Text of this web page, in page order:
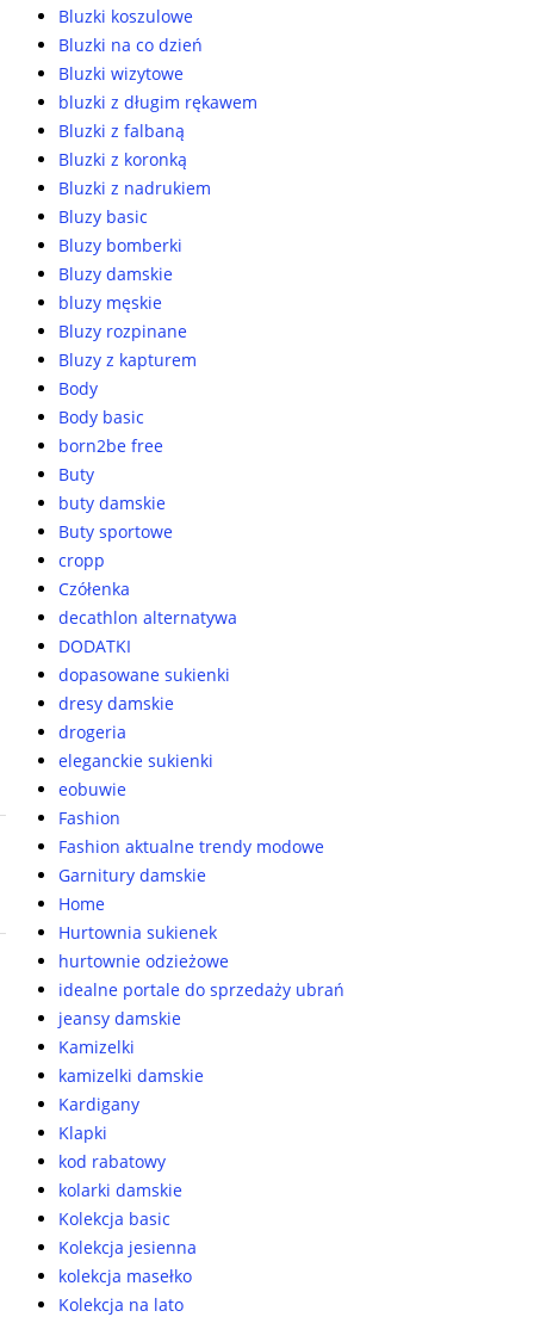
Bluzki koszulowe
Bluzki na co dzień
Bluzki wizytowe
bluzki z długim rękawem
Bluzki z falbaną
Bluzki z koronką
Bluzki z nadrukiem
Bluzy basic
Bluzy bomberki
Bluzy damskie
bluzy męskie
Bluzy rozpinane
Bluzy z kapturem
Body
Body basic
born2be free
Buty
buty damskie
Buty sportowe
cropp
Czółenka
decathlon alternatywa
DODATKI
dopasowane sukienki
dresy damskie
drogeria
eleganckie sukienki
eobuwie
Fashion
Fashion aktualne trendy modowe
Garnitury damskie
Home
Hurtownia sukienek
hurtownie odzieżowe
idealne portale do sprzedaży ubrań
jeansy damskie
Kamizelki
kamizelki damskie
Kardigany
Klapki
kod rabatowy
kolarki damskie
Kolekcja basic
Kolekcja jesienna
kolekcja masełko
Kolekcja na lato